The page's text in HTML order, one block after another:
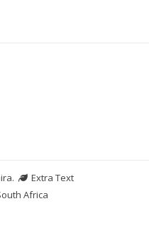
.
Extra Text
Africa